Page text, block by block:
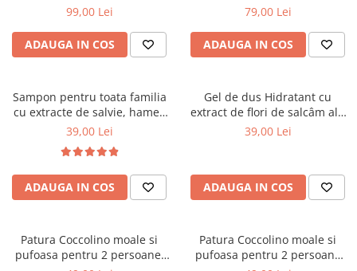
240x140x38 cm
99,00 Lei
ADAUGA IN COS
ajustabile, negru
79,00 Lei
ADAUGA IN COS
Sampon pentru toata familia
cu extracte de salvie, hamei,
nuca, romanita, lavanda,
Cosmeplant, 1000 ml
39,00 Lei
ADAUGA IN COS
Gel de dus Hidratant cu
extract de flori de salcâm alb
organic Cosmeplant, 1000 ml
39,00 Lei
ADAUGA IN COS
Patura Coccolino moale si
pufoasa pentru 2 persoane,
Patura Coccolino moale si
pufoasa pentru 2 persoane